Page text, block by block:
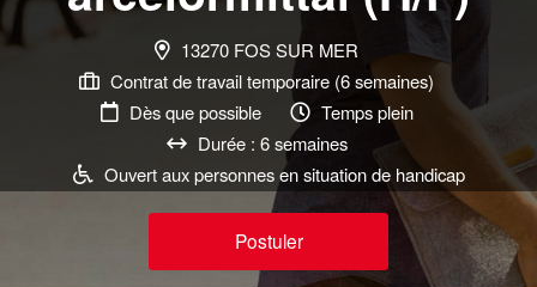
13270 FOS SUR MER
Contrat de travail temporaire (6 semaines)
Dès que possible
Temps plein
Durée : 6 semaines
Ouvert aux personnes en situation de handicap
Postuler